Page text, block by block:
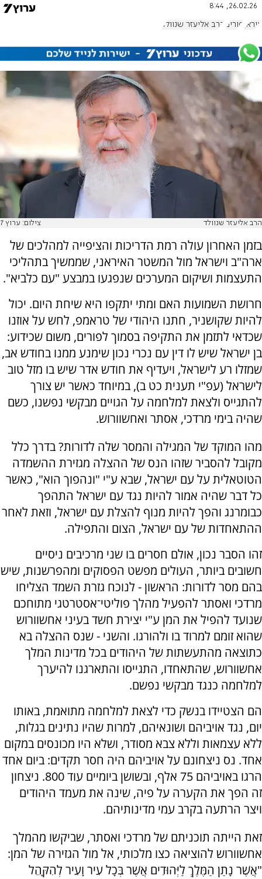
26.02.26, 8:44
איראן פורים הרב אליעזר שנוולד
הרב אליעזר שנוולד צילום: ערוץ 7
בזמן האחרון עולה רמת הדריכות והציפייה למהלכים של
ארה"ב וישראל מול המשטר האיראני, שממשיך בתהליכי
התעצמות ושיקום המערכים שנפגעו במבצע "עם כלביא".
חרושת השמועות האם ומתי יתקפו היא שיחת היום. יכול
להיות שקושניר, חתנו היהודי של טראמפ, לחש על אוזנו
שכדאי לתזמן את התקיפה בסמוך לפורים, משום שכידוע:
בן ישראל שיש לו דין עם נכרי נכון שימנע ממנו בחודש אב,
שמזלו רע לישראל, ויעדיף את חודש אדר שיש בו מזל טוב
לישראל (עפ"י תענית כט ב), במיוחד כאשר יש צורך
להתגייס ולצאת למלחמה על הגויים מבקשי נפשנו, כשם
שהיה בימי מרדכי, אסתר ואחשוורוש.
מהו המוקד של המגילה והמסר שלה לדורות? בדרך כלל
מקובל להסביר שזהו הנס של ההצלה מגזירת ההשמדה
הטוטאלית על עם ישראל, שבא ע"י "ונהפוך הוא", כאשר
כל דבר שהיה אמור להיות נגד עם ישראל התהפך
כבומרנג והפך להיות מנוף להצלת עם ישראל, וזאת לאחר
ההתאחדות של עם ישראל, הצום והתפילה.
זהו הסבר נכון, אולם חסרים בו שני מרכיבים ניסיים
חשובים ביותר, העולים מפשט הפסוקים ומהפרשנות, שיש
בהם מסר לדורות: הראשון - לנוכח גזרת השמד הצליחו
מרדכי ואסתר להפעיל מהלך פוליטי־אסטרטגי מתוחכם
שנועד להפיל את המן ע"י יצירת חשד בעיני אחשוורוש
שהוא זומם למרוד בו ולהורגו. והשני - שנס ההצלה בא
כתוצאה מהתעשתות של היהודים בכל מדינות המלך
אחשוורוש, שהתאחדו, התגייסו והתארגנו להיערך
למלחמה כנגד מבקשי נפשם.
הם הצטיידו בנשק כדי לצאת למלחמה מתואמת, באותו
יום, נגד אויביהם ושונאיהם, למרות שהיו נתינים בגלות,
ללא עצמאות וללא צבא מסודר, ושלא היו מכונסים במקום
אחד. נס ניצחונם על אויביהם היה חסר תקדים: ביום אחד
הרגו באויביהם 75 אלף, ובשושן ביומיים עוד 800. ניצחון
זה הפך את הקערה על פיה, שינה את מעמד היהודים
ויצר הרתעה בקרב עמי מדינותיהם.
זאת הייתה תוכניתם של מרדכי ואסתר, שביקשו מהמלך
אחשוורוש להוציאה כצו מלכותי, אל מול הגזירה של המן:
"אֲשֶׁר נָתַן הַמֶּלֶךְ לַיְּהוּדִים אֲשֶׁר בְּכָל עִיר וָעִיר לְהִקָּהֵל